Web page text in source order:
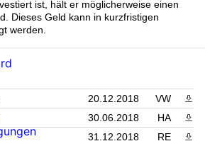
ist, hält er möglicherweise einen
Dieses Geld kann in kurzfristigen
werden.
20.12.2018 VW
30.06.2018 HA
31.12.2018 RE